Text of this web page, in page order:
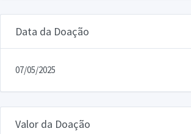
Data da Doação
07/05/2025
Valor da Doação